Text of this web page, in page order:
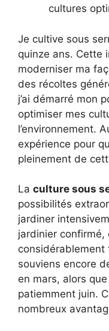
cultures
Je cultive sous
quinze ans. Cette
moderniser ma
des récoltes
j’ai démarré mon
optimiser mes
l’environnement.
expérience pour
pleinement de
La culture sous
possibilités
jardiner
jardinier
considérablement
souviens encore
en mars, alors
patiemment juin.
nombreux